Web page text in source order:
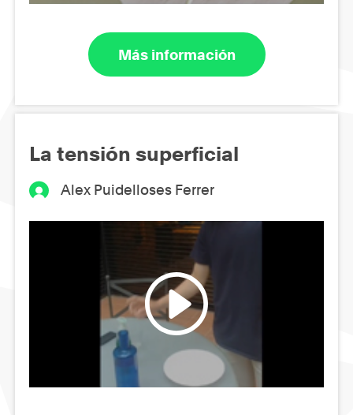
Más información
La tensión superficial
Alex Puidelloses Ferrer